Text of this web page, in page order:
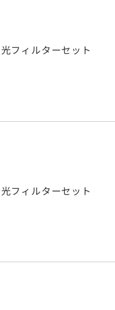
フィルターセット
フィルターセット